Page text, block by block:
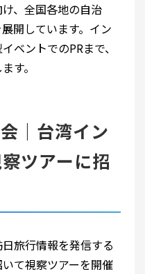
、全国各地の自治
開しています。イン
ベントでのPRまで、
す。
｜台湾イン
ツアーに招
旅行情報を発信する
て視察ツアーを開催